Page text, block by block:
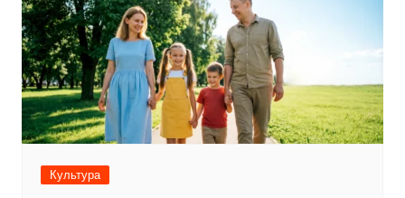
Культура